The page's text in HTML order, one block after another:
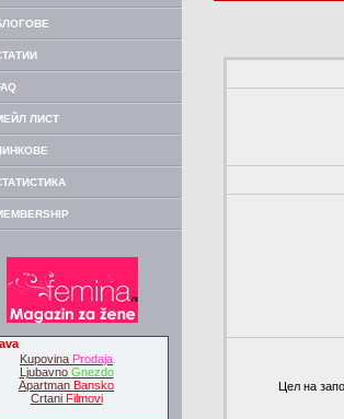
ЛИСТ
Kupovina Prodaja
Ljubavno Gnezdo
Apartman Bansko
Crtani Filmovi
Цел на